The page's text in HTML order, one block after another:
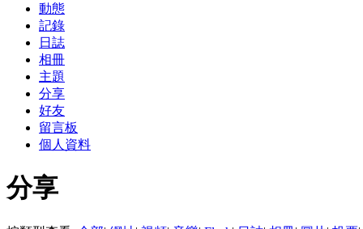
動態
記錄
日誌
相冊
主題
分享
好友
留言板
個人資料
分享